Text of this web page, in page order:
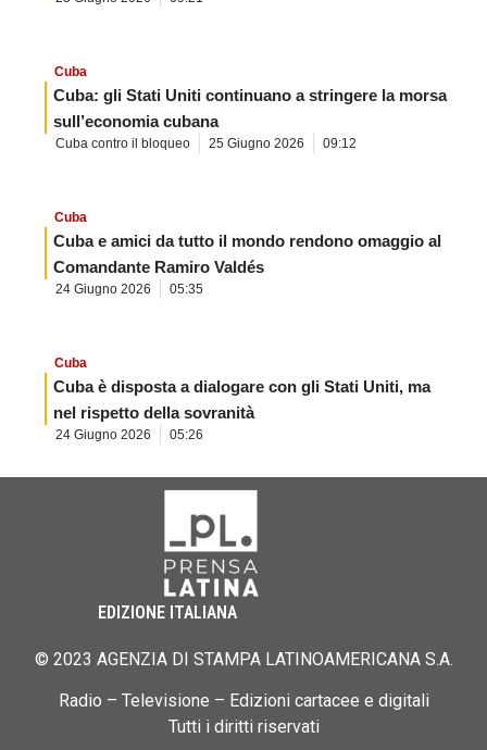
Cuba
Cuba: gli Stati Uniti continuano a stringere la morsa
sull’economia cubana
Cuba contro il bloqueo 25 Giugno 2026 09:12
Cuba
Cuba e amici da tutto il mondo rendono omaggio al
Comandante Ramiro Valdés
24 Giugno 2026 05:35
Cuba
Cuba è disposta a dialogare con gli Stati Uniti, ma
nel rispetto della sovranità
24 Giugno 2026 05:26
EDIZIONE ITALIANA
© 2023 AGENZIA DI STAMPA LATINOAMERICANA S.A.
Radio – Televisione – Edizioni cartacee e digitali
Tutti i diritti riservati